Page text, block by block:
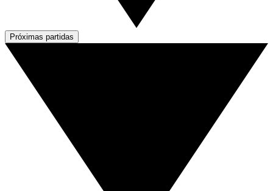
Próximas partidas